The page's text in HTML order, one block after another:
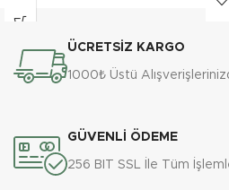
ÜCRETSİZ KARGO
1000₺ Üstü
GÜVENLİ ÖDEME
256 BIT SSL İle Tüm